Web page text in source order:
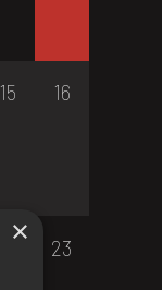
15 16
22 23
×